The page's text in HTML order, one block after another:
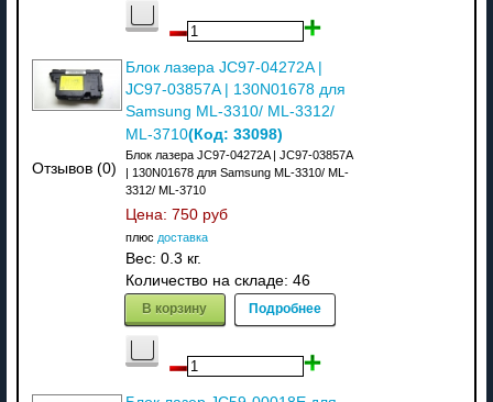
Отзывов (0)
Блок лазера JC97-04272A |
JC97-03857A | 130N01678 для
Samsung ML-3310/ ML-3312/
ML-3710(Код: 33098)
Блок лазера JC97-04272A | JC97-03857A
| 130N01678 для Samsung ML-3310/ ML-
3312/ ML-3710
Цена: 750 руб
плюс доставка
Вес: 0.3 кг.
Количество на складе: 46
В корзину Подробнее